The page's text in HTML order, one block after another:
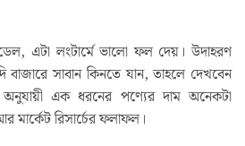
এটা লংটার্মে ভালো ফল দেয়। উদাহরণ
বাজারে সাবান কিনতে যান, তাহলে দেখবেন
এক ধরনের পণ্যের দাম অনেকটা
মার্কেট রিসার্চের ফলাফল।